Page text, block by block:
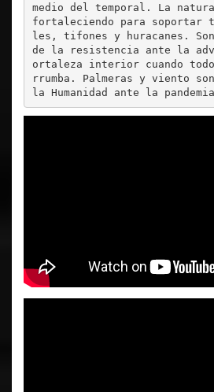
medio del temporal. La
fortaleciendo para soportar
les, tifones y huracanes.
de la resistencia ante la
ortaleza interior cuando
rrumba. Palmeras y viento
la Humanidad ante la